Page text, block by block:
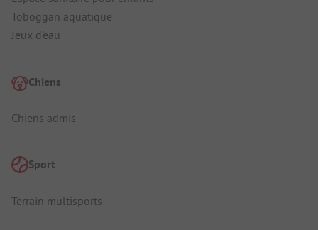
Toboggan aquatique
Jeux d'eau
Chiens
Chiens admis
Sport
Terrain multisports